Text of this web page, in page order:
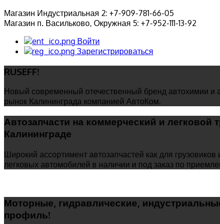
Магазин Индустриальная 2: +7-909-781-66-05
Магазин п. Васильково, Окружная 5: +7-952-111-13-92
Войти
Зарегистрироваться
RUSEFF!
Новый современный отечественный бренд автохимии и
рынок Калининграда компанией АвтоКом.
Автозапчасти на коммерческий и легковой
Калининграде
Широкий ассортимент автозапчастей как для
легковых автомобилей в наличии и под заказ по
Моторные, гидравлические,
профиль!